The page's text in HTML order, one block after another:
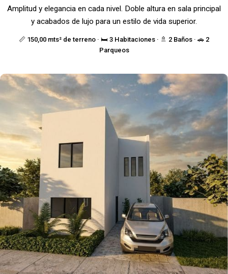
📏 150,00 mts² de terreno · 🛏️ 3 Habitaciones · 🚿 2 Baños · 🚗 2
Parqueos
Amplitud y elegancia en cada nivel. Doble altura en sala principal
y acabados de lujo para un estilo de vida superior.